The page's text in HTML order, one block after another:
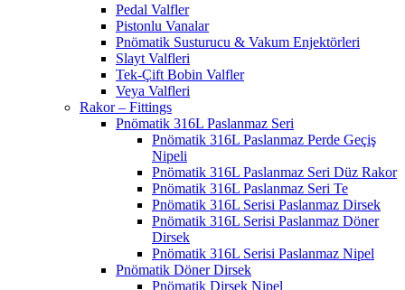
Pedal Valfler
Pistonlu Vanalar
Pnömatik Susturucu & Vakum Enjektörleri
Slayt Valfleri
Tek-Çift Bobin Valfler
Veya Valfleri
Rakor – Fittings
Pnömatik 316L Paslanmaz Seri
Pnömatik 316L Paslanmaz Perde Geçiş
Nipeli
Pnömatik 316L Paslanmaz Seri Düz Rakor
Pnömatik 316L Paslanmaz Seri Te
Pnömatik 316L Serisi Paslanmaz Dirsek
Pnömatik 316L Serisi Paslanmaz Döner
Dirsek
Pnömatik 316L Serisi Paslanmaz Nipel
Pnömatik Döner Dirsek
Pnömatik Dirsek Nipel